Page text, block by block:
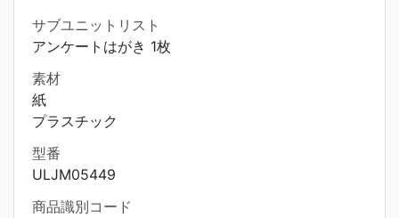
サブユニットリスト
アンケートはがき 1枚
素材
紙
プラスチック
型番
ULJM05449
商品識別コード